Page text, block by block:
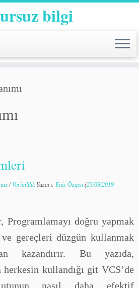
bilgi
/Verimlilik Yazarı: Enis Özgen (23/09/2019
Programlamayı doğru yapmak
gereçleri düzgün kullanmak
kazandırır. Bu yazıda,
kullandığı git VCS’de
nasıl daha efektif